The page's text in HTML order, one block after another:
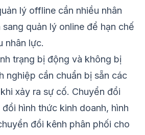
lý offline cần nhiều nhân
quản lý online để hạn chế
nhân lực.
trạng bị động và không bị
nghiệp cần chuẩn bị sẵn các
xảy ra sự cố. Chuyển đổi
hình thức kinh doanh, hình
đổi kênh phân phối cho